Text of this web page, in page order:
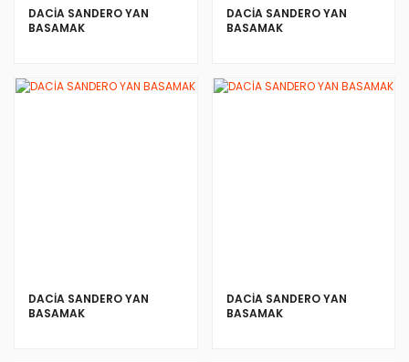
DACİA SANDERO YAN
BASAMAK
DACİA SANDERO YAN
BASAMAK
DACİA SANDERO YAN
BASAMAK
DACİA SANDERO YAN
BASAMAK